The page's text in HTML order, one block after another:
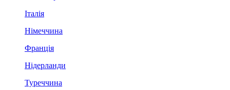
Італія
Німеччина
Франція
Нідерланди
Туреччина